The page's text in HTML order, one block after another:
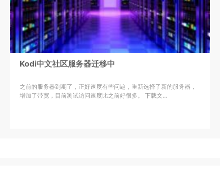
Kodi中文社区服务器迁移中
之前的服务器到期了，正好速度有些问题，重新选择了新的服务器，
增加了带宽，目前测试访问速度比之前好很多。 下载文…